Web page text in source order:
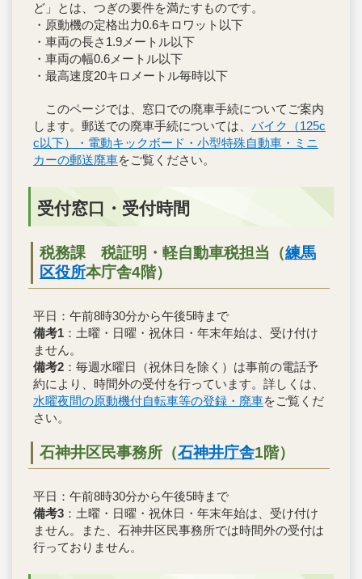
ど」とは、つぎの要件を満たすものです。
・原動機の定格出力0.6キロワット以下
・車両の長さ1.9メートル以下
・車両の幅0.6メートル以下
・最高速度20キロメートル毎時以下
このページでは、窓口での廃車手続についてご案内
します。郵送での廃車手続については、 バイク（125c
c以下）・電動キックボード・小型特殊自動車・ミニ
カーの郵送廃車をご覧ください。
受付窓口・受付時間
税務課 税証明・軽自動車税担当（練馬
区役所本庁舎4階）
平日：午前8時30分から午後5時まで
備考1 ：土曜・日曜・祝休日・年末年始は、受け付け
ません。
備考2 ：毎週水曜日（祝休日を除く）は事前の電話予
約により、時間外の受付を行っています。詳しくは、
水曜夜間の原動機付自転車等の登録・廃車をご覧くだ
さい。
石神井区民事務所（石神井庁舎1階）
平日：午前8時30分から午後5時まで
備考3 ：土曜・日曜・祝休日・年末年始は、受け付け
ません。また、石神井区民事務所では時間外の受付は
行っておりません。